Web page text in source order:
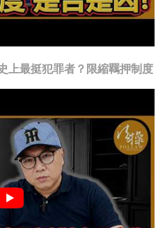
上最挺犯罪者？限縮羈押制度